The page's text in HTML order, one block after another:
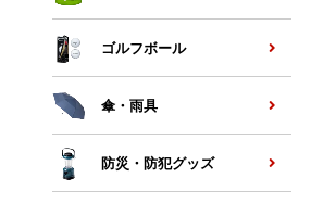
ゴルフボール
傘・雨具
防災・防犯グッズ